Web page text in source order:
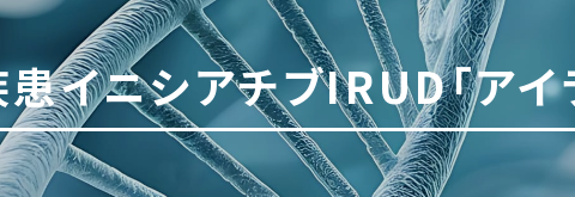
イニシアチブIRUD「アイ